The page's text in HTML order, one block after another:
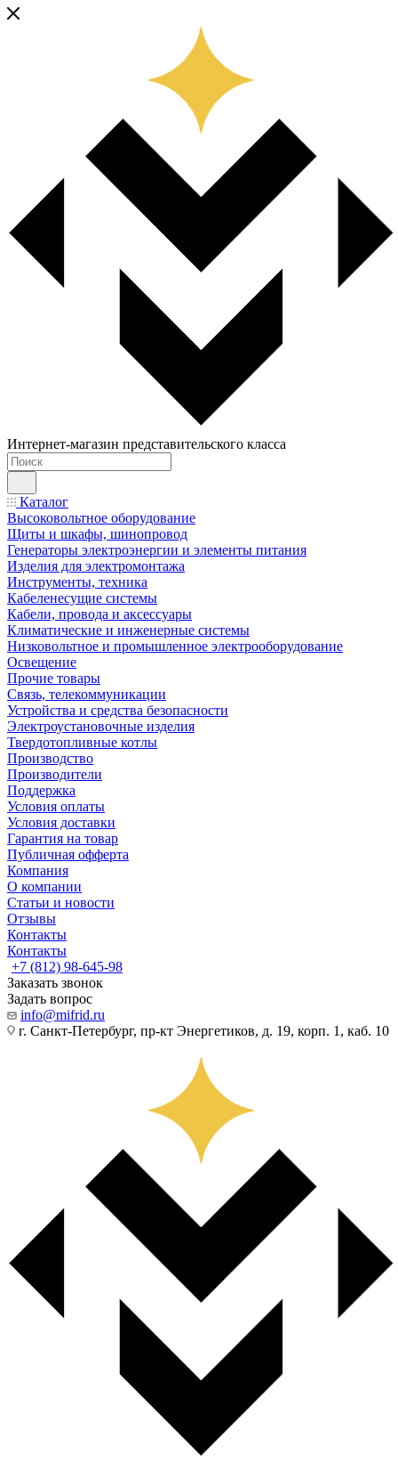
Интернет-магазин представительского класса
Каталог
Высоковольтное оборудование
Щиты и шкафы, шинопровод
Генераторы электроэнергии и элементы питания
Изделия для электромонтажа
Инструменты, техника
Кабеленесущие системы
Кабели, провода и аксессуары
Климатические и инженерные системы
Низковольтное и промышленное электрооборудование
Освещение
Прочие товары
Связь, телекоммуникации
Устройства и средства безопасности
Электроустановочные изделия
Твердотопливные котлы
Производство
Производители
Поддержка
Условия оплаты
Условия доставки
Гарантия на товар
Публичная офферта
Компания
О компании
Статьи и новости
Отзывы
Контакты
Контакты
+7 (812) 98-645-98
Заказать звонок
Задать вопрос
info@mifrid.ru
г. Санкт-Петербург, пр-кт Энергетиков, д. 19, корп. 1, каб. 10